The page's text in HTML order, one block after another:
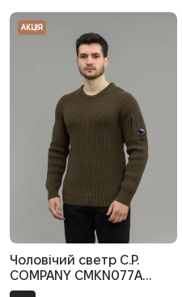
АКЦІЯ
Чоловічий светр C.P.
COMPANY CMKN077A
006608A COL:683, колір